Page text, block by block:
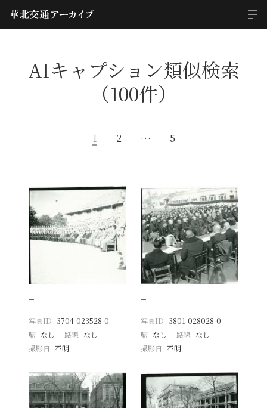
AIキャプション類似検索
（100件）
1 2 … 5
−
写真ID 3704-023528-0
駅 なし 路線 なし
撮影日
不明
−
写真ID 3801-028028-0
駅 なし 路線 なし
撮影日 不明